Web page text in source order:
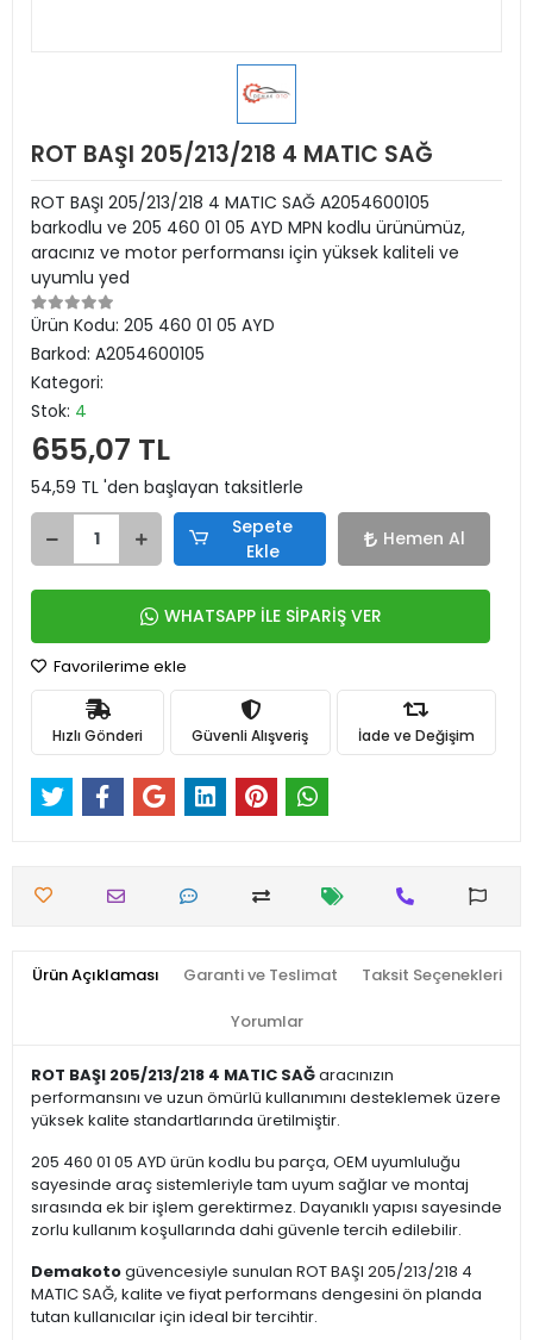
ROT BAŞI 205/213/218 4 MATIC SAĞ
ROT BAŞI 205/213/218 4 MATIC SAĞ A2054600105
barkodlu ve 205 460 01 05 AYD MPN kodlu ürünümüz,
aracınız ve motor performansı için yüksek kaliteli ve
uyumlu yed
Ürün Kodu: 205 460 01 05 AYD
Barkod: A2054600105
Kategori:
Stok: 4
655,07 TL
54,59 TL 'den başlayan taksitlerle
Sepete
Ekle
Hemen Al
WHATSAPP İLE SİPARİŞ VER
Favorilerime ekle
Hızlı Gönderi Güvenli Alışveriş İade ve Değişim
Ürün Açıklaması Garanti ve Teslimat Taksit Seçenekleri
Yorumlar
ROT BAŞI 205/213/218 4 MATIC SAĞaracınızın
performansını ve uzun ömürlü kullanımını desteklemek üzere
yüksek kalite standartlarında üretilmiştir.
205 460 01 05 AYD ürün kodlu bu parça, OEM uyumluluğu
sayesinde araç sistemleriyle tam uyum sağlar ve montaj
sırasında ek bir işlem gerektirmez. Dayanıklı yapısı sayesinde
zorlu kullanım koşullarında dahi güvenle tercih edilebilir.
Demakotogüvencesiyle sunulan ROT BAŞI 205/213/218 4
MATIC SAĞ, kalite ve fiyat performans dengesini ön planda
tutan kullanıcılar için ideal bir tercihtir.